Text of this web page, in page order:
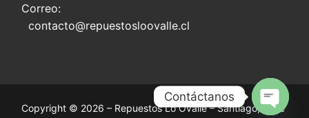
Correo:
contacto@repuestosloovalle.cl
Copyright © 2026 – Repuestos Lo Ovalle – Santiago, Chile
Contáctanos